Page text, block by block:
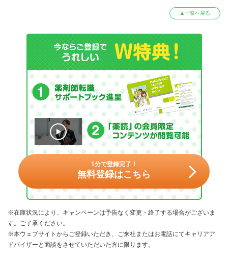
▲一覧へ戻る
※在庫状況により、キャンペーンは予告なく変更・終了する場合がございま
す。ご了承ください。
※本ウェブサイトからご登録いただき、ご来社またはお電話にてキャリアア
ドバイザーと面談をさせていただいた方に限ります。
1分で登録完了！
無料登録はこちら